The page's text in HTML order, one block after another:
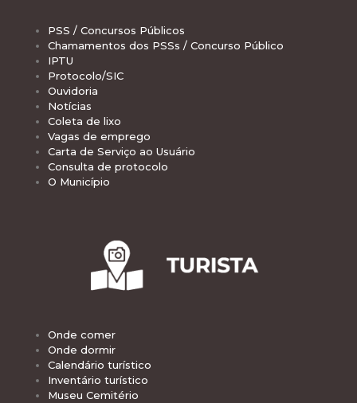
PSS / Concursos Públicos
Chamamentos dos PSSs / Concurso Público
IPTU
Protocolo/SIC
Ouvidoria
Notícias
Coleta de lixo
Vagas de emprego
Carta de Serviço ao Usuário
Consulta de protocolo
O Município
Onde comer
Onde dormir
Calendário turístico
Inventário turístico
Museu Cemitério